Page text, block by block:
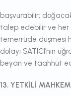
başvurabilir;
talep edebilir ve her
temerrüde düşmesi
dolayı SATICI’nın
beyan ve taahhüt
13. YETKİLİ